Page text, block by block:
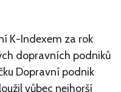
K-Indexem za rok
dopravních podniků
Dopravní podnik
vůbec nejhorší